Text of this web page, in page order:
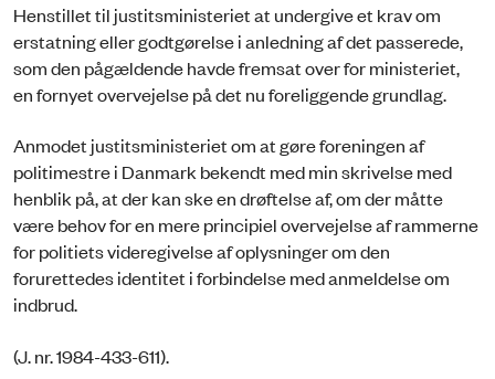
Henstillet til justitsministeriet at undergive et krav om
erstatning eller godtgørelse i anledning af det passerede,
som den pågældende havde fremsat over for ministeriet,
en fornyet overvejelse på det nu foreliggende grundlag.
Anmodet justitsministeriet om at gøre foreningen af
politimestre i Danmark bekendt med min skrivelse med
henblik på, at der kan ske en drøftelse af, om der måtte
være behov for en mere principiel overvejelse af rammerne
for politiets videregivelse af oplysninger om den
forurettedes identitet i forbindelse med anmeldelse om
indbrud.
(J. nr. 1984-433-611).